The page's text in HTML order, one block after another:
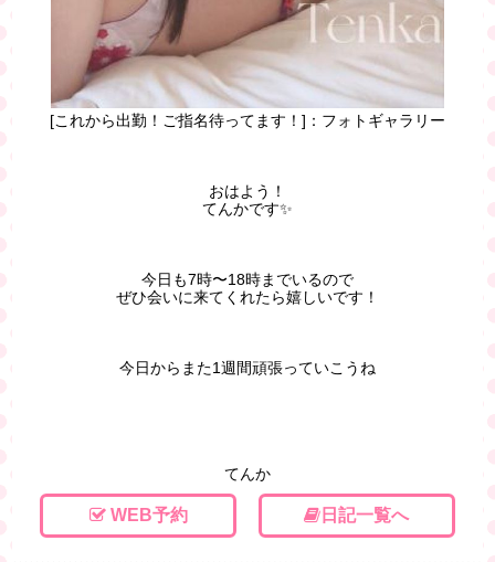
[これから出勤！ご指名待ってます！]：フォトギャラリー
おはよう！
てんかです✨
今日も7時〜18時までいるので
ぜひ会いに来てくれたら嬉しいです！
今日からまた1週間頑張っていこうね
てんか
WEB予約 日記一覧へ